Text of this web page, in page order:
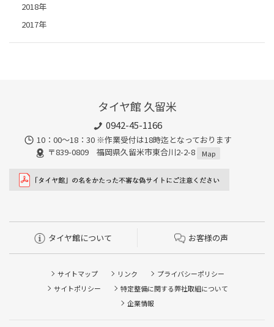
2018年
2017年
タイヤ館 久留米
0942-45-1166
10：00～18：30 ※作業受付は18時迄となっております
〒839-0809 福岡県久留米市東合川2-2-8
Map
タイヤ館について お客様の声
サイトマップ リンク
プライバシーポリシー
サイトポリシー
特定整備に関する弊社取組について
企業情報